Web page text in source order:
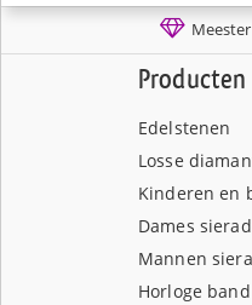
Producten
Edelstenen
Losse
Kinderen en
Dames
Mannen
Horloge band